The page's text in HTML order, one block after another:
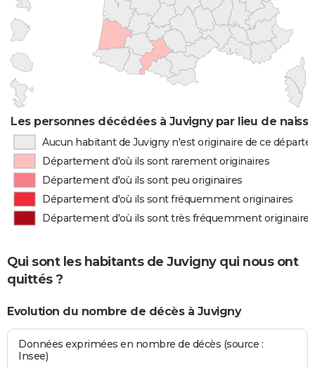
Les personnes décédées à Juvigny par lieu de
Aucun habitant de Juvigny n'est originaire de ce
Département d'où ils sont rarement originaires
Département d'où ils sont peu originaires
Département d'où ils sont fréquemment originaires
Département d'où ils sont très fréquemment originaires
Qui sont les habitants de Juvigny qui nous ont
quittés ?
Evolution du nombre de décès à Juvigny
Données exprimées en nombre de décès (source :
Insee)